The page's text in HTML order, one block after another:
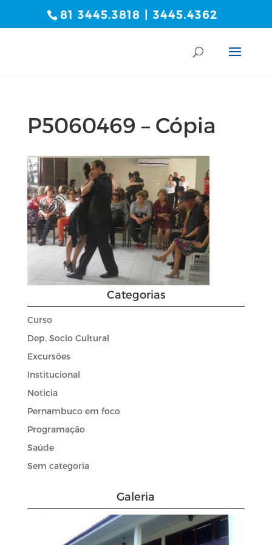
81 3445.3818 | 3445.4362
P5060469 – Cópia
Categorias
Curso
Dep. Socio Cultural
Excursões
Institucional
Noticia
Pernambuco em foco
Programação
Saúde
Sem categoria
Galeria